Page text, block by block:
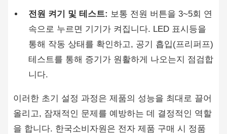
전원 켜기 및 테스트: 보통 전원 버튼을 3~5회 연
속으로 누르면 기기가 켜집니다. LED 표시등을
통해 작동 상태를 확인하고, 공기 흡입(프리퍼프)
테스트를 통해 증기가 원활하게 나오는지 점검합
니다.
이러한 초기 설정 과정은 제품의 성능을 최대로 끌어
올리고, 잠재적인 문제를 예방하는 데 결정적인 역할
을 합니다. 한국소비자원은 전자 제품 구매 시 정품